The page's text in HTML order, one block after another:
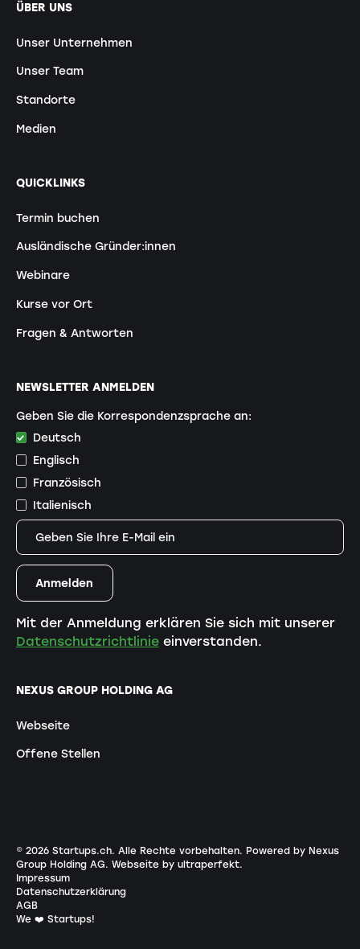
ÜBER UNS
Unser Unternehmen
Unser Team
Standorte
Medien
QUICKLINKS
Termin buchen
Ausländische Gründer:innen
Webinare
Kurse vor Ort
Fragen & Antworten
NEXUS GROUP HOLDING AG
Webseite
Offene Stellen
NEWSLETTER ANMELDEN
Geben Sie die Korrespondenzsprache an:
Deutsch
Englisch
Französisch
Italienisch
Mit der Anmeldung erklären Sie sich mit unserer
Datenschutzrichtlinieeinverstanden.
© 2026Startups.ch. Alle Rechte vorbehalten. Powered by Nexus
Group Holding AG. Webseite by ultraperfekt.
Impressum
Datenschutzerklärung
AGB
We ❤️ Startups!